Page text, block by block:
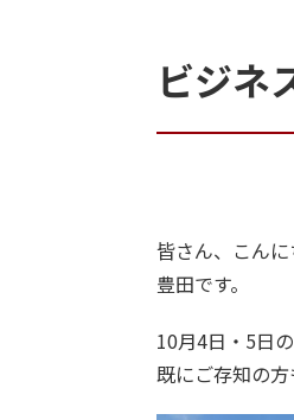
ビジネ
皆さん、こんに
豊田です。
10月4日・5日
既にご存知の